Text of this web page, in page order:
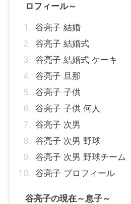
ロフィール～
谷亮子 結婚
谷亮子 結婚式
谷亮子 結婚式 ケーキ
谷亮子 旦那
谷亮子 子供
谷亮子 子供 何人
谷亮子 次男
谷亮子 次男 野球
谷亮子 次男 野球チーム
谷亮子 プロフィール
谷亮子の現在～息子～